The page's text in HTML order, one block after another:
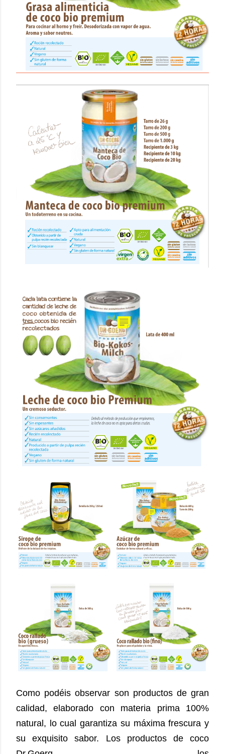
Como podéis observar son productos de gran
calidad, elaborado con materia prima 100%
natural, lo cual garantiza su máxima frescura y
su exquisito sabor. Los productos de coco